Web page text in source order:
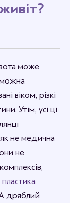
може
можна
віком, різкі
Утім, усі ці
не медична
не
пластика
дряблий